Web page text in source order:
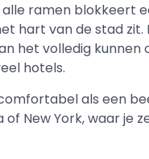
ramen blokkeert
hart van de stad
het volledig kunnen
hotels.
als een
of New York, waar je